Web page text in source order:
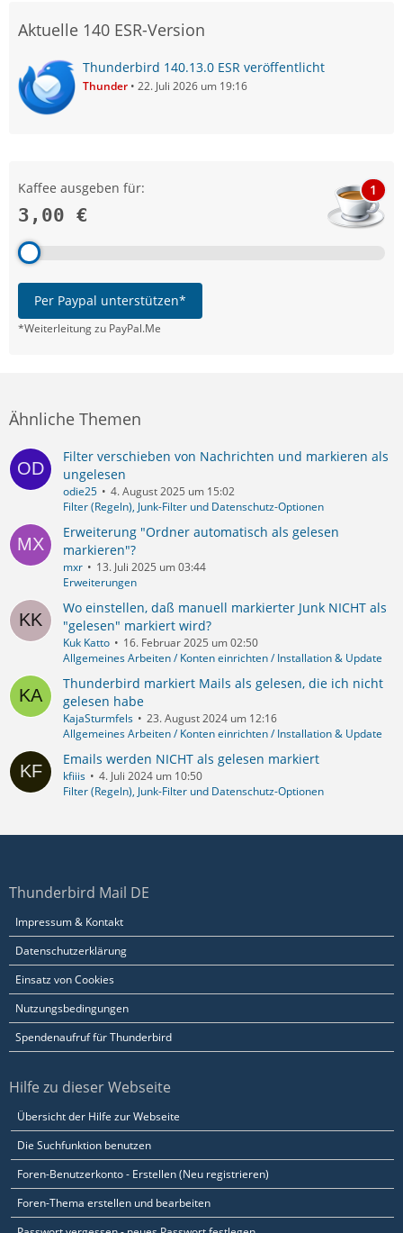
Aktuelle 140 ESR-Version
Thunderbird 140.13.0 ESR veröffentlicht
Thunder 22. Juli 2026 um 19:16
Kaffee ausgeben für:
3,00 €
1
Per Paypal unterstützen*
*Weiterleitung zu PayPal.Me
Ähnliche Themen
Filter verschieben von Nachrichten und markieren als
ungelesen
odie25
4. August 2025 um 15:02
Filter (Regeln), Junk-Filter und Datenschutz-Optionen
Erweiterung "Ordner automatisch als gelesen
markieren"?
mxr
13. Juli 2025 um 03:44
Erweiterungen
Wo einstellen, daß manuell markierter Junk NICHT als
"gelesen" markiert wird?
Kuk Katto
16. Februar 2025 um 02:50
Allgemeines Arbeiten / Konten einrichten / Installation & Update
Thunderbird markiert Mails als gelesen, die ich nicht
gelesen habe
KajaSturmfels
23. August 2024 um 12:16
Allgemeines Arbeiten / Konten einrichten / Installation & Update
Emails werden NICHT als gelesen markiert
kfiiis
4. Juli 2024 um 10:50
Filter (Regeln), Junk-Filter und Datenschutz-Optionen
Thunderbird Mail DE
Impressum & Kontakt
Datenschutzerklärung
Einsatz von Cookies
Nutzungsbedingungen
Spendenaufruf für Thunderbird
Hilfe zu dieser Webseite
Übersicht der Hilfe zur Webseite
Die Suchfunktion benutzen
Foren-Benutzerkonto - Erstellen (Neu registrieren)
Foren-Thema erstellen und bearbeiten